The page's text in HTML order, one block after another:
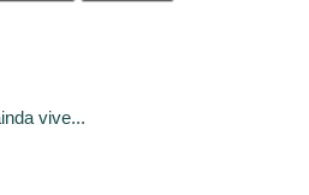
vive...